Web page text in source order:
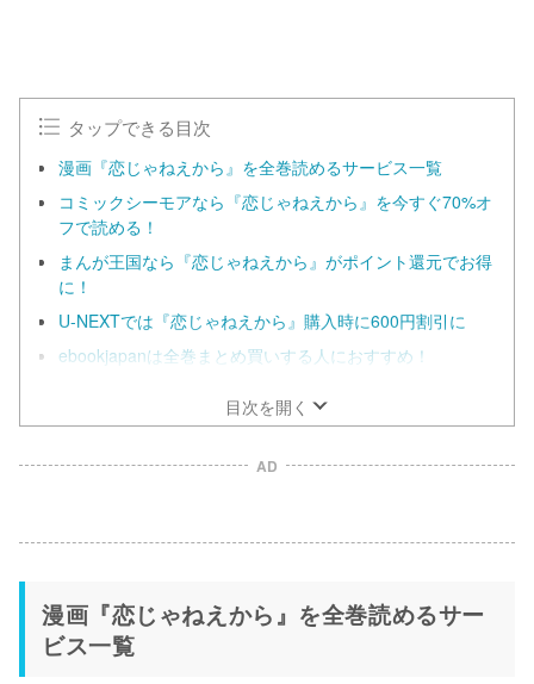
タップできる目次
漫画『恋じゃねえから』を全巻読めるサービス一覧
コミックシーモアなら『恋じゃねえから』を今すぐ70%オ
フで読める！
まんが王国なら『恋じゃねえから』がポイント還元でお得
に！
U-NEXTでは『恋じゃねえから』購入時に600円割引に
ebookjapanは全巻まとめ買いする人におすすめ！
目次を開く
AD
漫画『恋じゃねえから』を全巻読めるサー
ビス一覧